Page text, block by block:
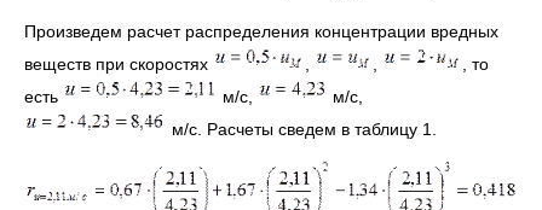
Произведем расчет распределения концентрации вредных
веществ при скоростях
, то
есть
м/с,
м/с,
м/с. Расчеты сведем в таблицу 1.